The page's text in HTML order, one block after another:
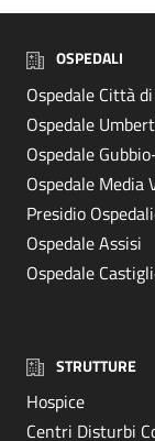
OSPEDALI
Ospedale Città
Ospedale
Ospedale
Ospedale Media
Presidio
Ospedale Assisi
Ospedale
STRUTTURE
Hospice
Centri Disturbi